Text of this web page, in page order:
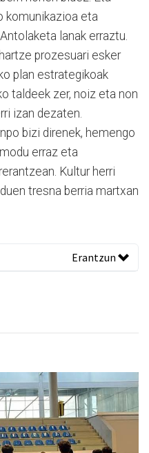
komunikazioa eta
lanak erraztu.
prozesuari esker
plan estrategikoak
taldeek zer, noiz eta non
izan dezaten.
bizi direnek, hemengo
erraz eta
Kultur herri
tresna berria martxan
Erantzun